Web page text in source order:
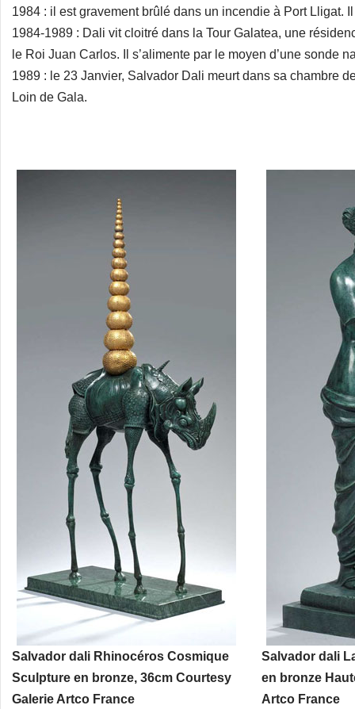
1984 : il est gravement brûlé dans un incendie à Port Lligat.
1984-1989 : Dali vit cloitré dans la Tour Galatea, une
le Roi Juan Carlos. Il s’alimente par le moyen d’une sonde
1989 : le 23 Janvier, Salvador Dali meurt dans sa chambre
Loin de Gala.
Salvador dali Rhinocéros Cosmique
Sculpture en bronze, 36cm Courtesy
Galerie Artco France
Salvador dali
en bronze
Artco France